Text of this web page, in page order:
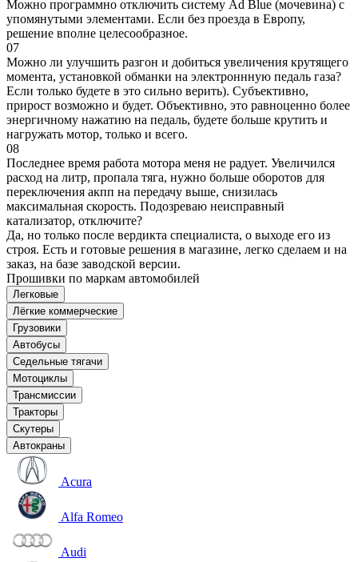
Можно программно отключить систему Ad Blue (мочевина) с
упомянутыми элементами. Если без проезда в Европу,
решение вполне целесообразное.
07
Можно ли улучшить разгон и добиться увеличения крутящего
момента, установкой обманки на электроннную педаль газа?
Если только будете в это сильно верить). Субъективно,
прирост возможно и будет. Объективно, это равноценно более
энергичному нажатию на педаль, будете больше крутить и
нагружать мотор, только и всего.
08
Последнее время работа мотора меня не радует. Увеличился
расход на литр, пропала тяга, нужно больше оборотов для
переключения акпп на передачу выше, снизилась
максимальная скорость. Подозреваю неисправный
катализатор, отключите?
Да, но только после вердикта специалиста, о выходе его из
строя. Есть и готовые решения в магазине, легко сделаем и на
заказ, на базе заводской версии.
Прошивки по маркам автомобилей
Легковые
Лёгкие коммерческие
Грузовики
Автобусы
Седельные тягачи
Мотоциклы
Трансмиссии
Тракторы
Скутеры
Автокраны
Acura
Alfa Romeo
Audi